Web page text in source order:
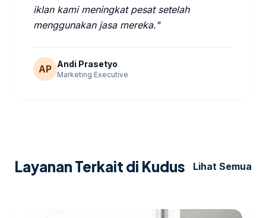
iklan kami meningkat pesat setelah
menggunakan jasa mereka."
AP Andi Prasetyo
Marketing Executive
Layanan Terkait di Kudus Lihat Semua